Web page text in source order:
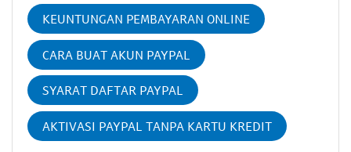
KEUNTUNGAN PEMBAYARAN ONLINE
CARA BUAT AKUN PAYPAL
SYARAT DAFTAR PAYPAL
AKTIVASI PAYPAL TANPA KARTU KREDIT